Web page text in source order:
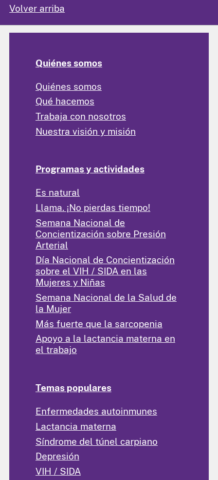
Volver arriba
Quiénes somos
Quiénes somos
Qué hacemos
Trabaja con nosotros
Nuestra visión y misión
Programas y actividades
Es natural
Llama. ¡No pierdas tiempo!
Semana Nacional de
Concientización sobre Presión
Arterial
Día Nacional de Concientización
sobre el VIH / SIDA en las
Mujeres y Niñas
Semana Nacional de la Salud de
la Mujer
Más fuerte que la sarcopenia
Apoyo a la lactancia materna en
el trabajo
Temas populares
Enfermedades autoinmunes
Lactancia materna
Síndrome del túnel carpiano
Depresión
VIH / SIDA